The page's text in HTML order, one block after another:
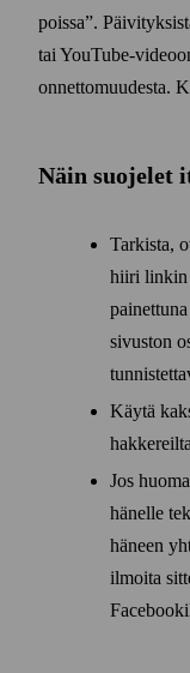
poissa”.
tai YouTube-
onnettomuudesta.
Näin suojelet
Tarkista,
hiiri linkin
sivuston
Käytä
Jos
hänelle
häneen
ilmoita